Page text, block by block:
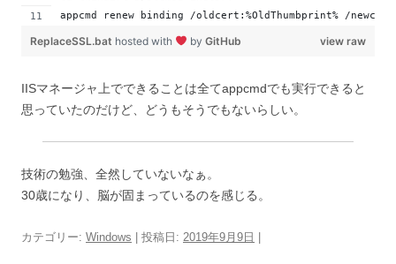
appcmd renew binding /oldcert:%OldThumbprint% /
view raw
ReplaceSSL.bat hosted with by GitHub
IISマネージャ上でできることは全てappcmdでも実行できると
思っていたのだけど、どうもそうでもないらしい。
技術の勉強、全然していないなぁ。
30歳になり、脳が固まっているのを感じる。
カテゴリー: Windows | 投稿日: 2019年9月9日